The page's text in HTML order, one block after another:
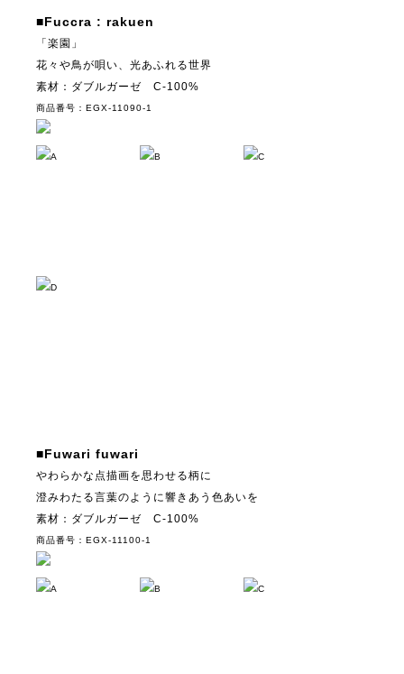
■Fuccra : rakuen
「楽園」
花々や鳥が唄い、光あふれる世界
素材：ダブルガーゼ C-100%
商品番号：EGX-11090-1
A B C
D
■Fuwari fuwari
やわらかな点描画を思わせる柄に
澄みわたる言葉のように響きあう色あいを
素材：ダブルガーゼ C-100%
商品番号：EGX-11100-1
A B C